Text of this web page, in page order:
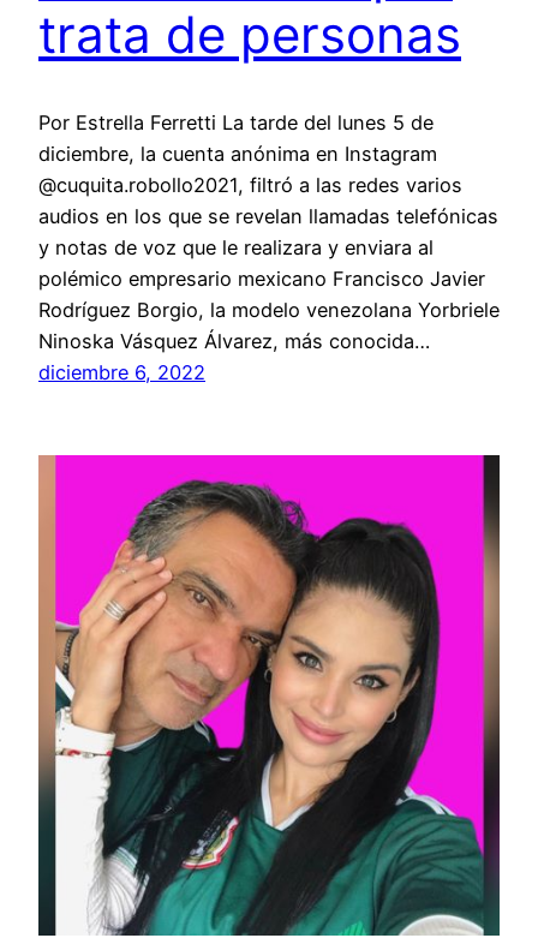
trata de personas
Por Estrella Ferretti La tarde del lunes 5 de
diciembre, la cuenta anónima en Instagram
@cuquita.robollo2021, filtró a las redes varios
audios en los que se revelan llamadas telefónicas
y notas de voz que le realizara y enviara al
polémico empresario mexicano Francisco Javier
Rodríguez Borgio, la modelo venezolana Yorbriele
Ninoska Vásquez Álvarez, más conocida…
diciembre 6, 2022